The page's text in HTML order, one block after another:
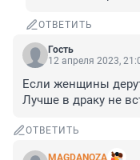
ОТВЕТИТЬ
Гость
12 апреля 2023,
Если женщины
Лучше в драку не
ОТВЕТИТЬ
MAGDANOZA